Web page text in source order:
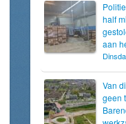
half
aan
Van
geen